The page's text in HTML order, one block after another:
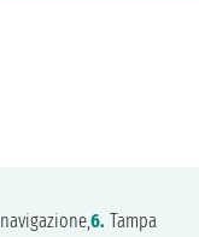
navigazione,6. Tampa